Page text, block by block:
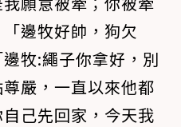
邊牧好帥，狗欠
牧:繩子你拿好，別
嚴，一直以來他都
己先回家，今天我